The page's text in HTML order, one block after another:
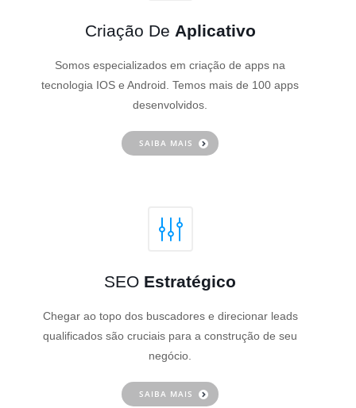
Criação De Aplicativo
Somos especializados em criação de apps na
tecnologia IOS e Android. Temos mais de 100 apps
desenvolvidos.
SAIBA MAIS
SEO Estratégico
Chegar ao topo dos buscadores e direcionar leads
qualificados são cruciais para a construção de seu
negócio.
SAIBA MAIS